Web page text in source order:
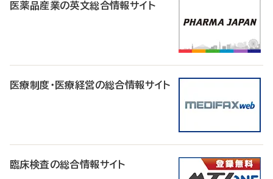
医薬品産業の英文総合情報サイト
医療制度・医療経営の総合情報サイト
臨床検査の総合情報サイト